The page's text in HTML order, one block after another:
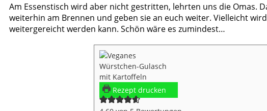
Am Essenstisch wird aber nicht gestritten, lehrten uns die Omas.
weiterhin am Brennen und geben sie an euch weiter. Vielleicht
weitergereicht werden kann. Schön wäre es zumindest…
Rezept drucken